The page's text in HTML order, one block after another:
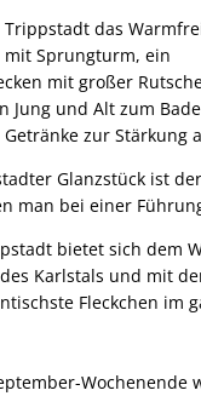
das
mit Sprungturm, ein
mit großer
Jung und Alt zum
zur Stärkung
Glanzstück ist
man bei einer
bietet sich dem
Karlstals und mit
Fleckchen im
Wochenende